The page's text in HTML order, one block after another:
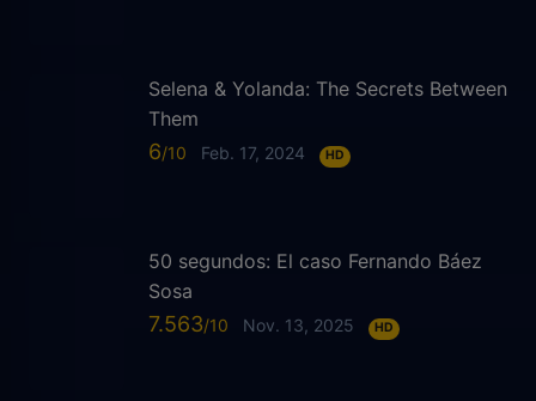
Selena & Yolanda: The Secrets Between
Them
6 Feb. 17, 2024 HD
50 segundos: El caso Fernando Báez
Sosa
7.563 Nov. 13, 2025 HD